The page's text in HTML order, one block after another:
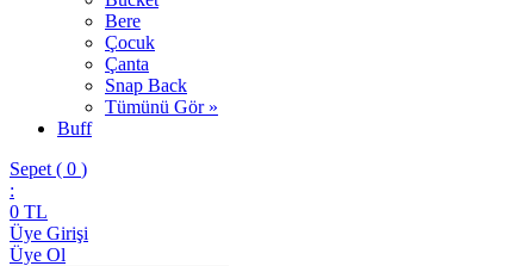
Bere
Çocuk
Çanta
Snap Back
Tümünü Gör »
Buff
Sepet ( 0 )
:
0 TL
Üye Girişi
Üye Ol